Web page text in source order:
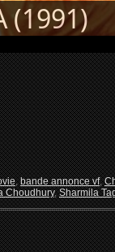
(1991)
,bande annonce vf,
Choudhury,Sharmila